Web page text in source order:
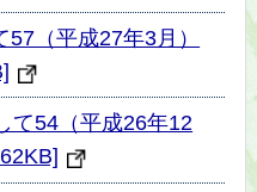
（平成27年3月）
て54（平成26年12